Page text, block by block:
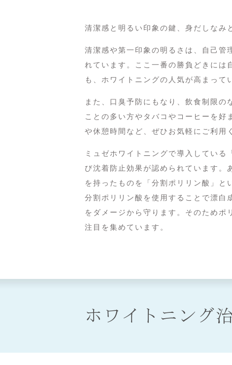
清潔感と明るい印象の鍵、身だしなみ
清潔感や第一印象の明るさは、自己管
れています。ここ一番の勝負どきには
も、ホワイトニングの人気が高まって
また、口臭予防にもなり、飲食制限
ことの多い方やタバコやコーヒーを好
や休憩時間など、ぜひお気軽にご利用
ミュゼホワイトニングで導入してい
び沈着防止効果が認められています。
を持ったものを「分割ポリリン酸」と
分割ポリリン酸を使用することで漂白
をダメージから守ります。そのため
注目を集めています。
ホワイトニング